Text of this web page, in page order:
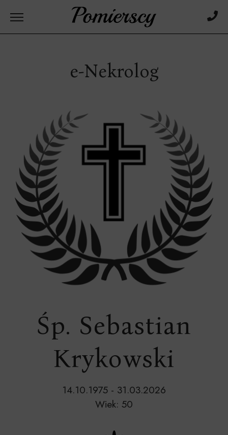
e-Nekrolog
Śp. Sebastian
Krykowski
14.10.1975 - 31.03.2026
Wiek: 50